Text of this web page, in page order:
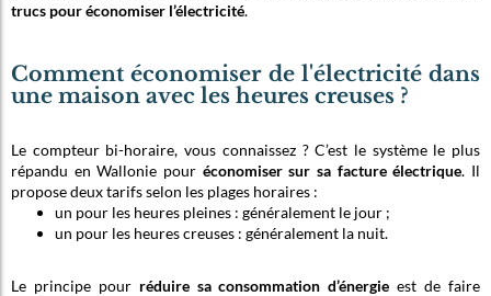
trucs pour économiser l’électricité.
Comment économiser de l'électricité dans
une maison avec les heures creuses ?
Le compteur bi-horaire, vous connaissez ? C’est le système le plus
répandu en Wallonie pour économiser sur sa facture électrique. Il
propose deux tarifs selon les plages horaires :
un pour les heures pleines : généralement le jour ;
un pour les heures creuses : généralement la nuit.
Le principe pour réduire sa consommation d’énergie est de faire